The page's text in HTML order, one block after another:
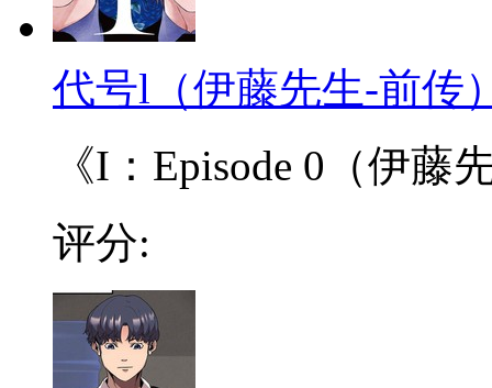
代号l（伊藤先生-前传
《I：Episode 0（伊
评分: